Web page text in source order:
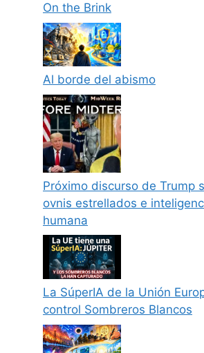
On the Brink
Al borde del abismo
Próximo discurso de Trump
ovnis estrellados e
humana
La SúperIA de la Unión
control Sombreros Blancos